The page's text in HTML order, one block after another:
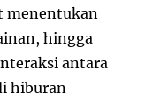
menentukan
hingga
antara
hiburan